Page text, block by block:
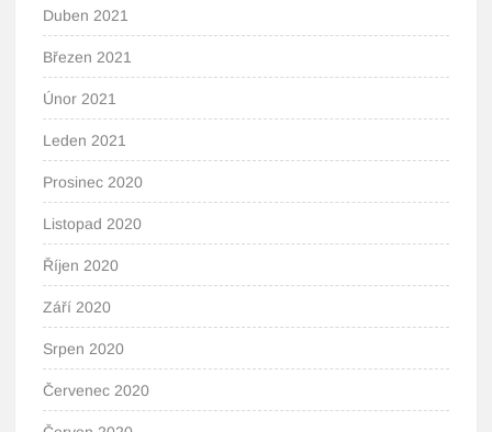
Duben 2021
Březen 2021
Únor 2021
Leden 2021
Prosinec 2020
Listopad 2020
Říjen 2020
Září 2020
Srpen 2020
Červenec 2020